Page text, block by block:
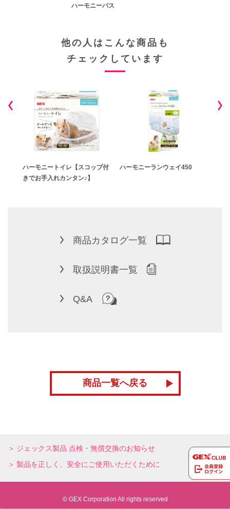
ハーモニーバス
他の人はこんな商品も
チェックしています
ハーモニートイレ【スコップ付
きでお手入れカンタン♪】
ハーモニーランウェイ450
商品カタログ一覧
取扱説明書一覧
Q&A
商品一覧へ戻る
ジェックス製品 点検・無償交換のお知らせ
製品を正しく、安全にご使用いただくために
© GEX Corporation All rights reserved